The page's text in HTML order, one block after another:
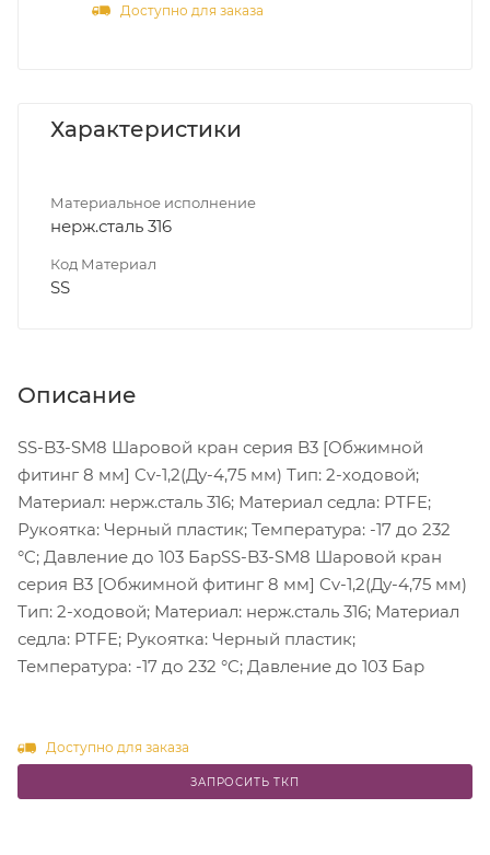
Доступно для заказа
Характеристики
Материальное исполнение
нерж.сталь 316
Код Материал
SS
Описание
SS-B3-SM8 Шаровой кран серия B3 [Обжимной
фитинг 8 мм] Cv-1,2(Ду-4,75 мм) Тип: 2-ходовой;
Материал: нерж.сталь 316; Материал седла: PTFE;
Рукоятка: Черный пластик; Температура: -17 до 232
°C; Давление до 103 БарSS-B3-SM8 Шаровой кран
серия B3 [Обжимной фитинг 8 мм] Cv-1,2(Ду-4,75 мм)
Тип: 2-ходовой; Материал: нерж.сталь 316; Материал
седла: PTFE; Рукоятка: Черный пластик;
Температура: -17 до 232 °C; Давление до 103 Бар
Доступно для заказа
ЗАПРОСИТЬ ТКП